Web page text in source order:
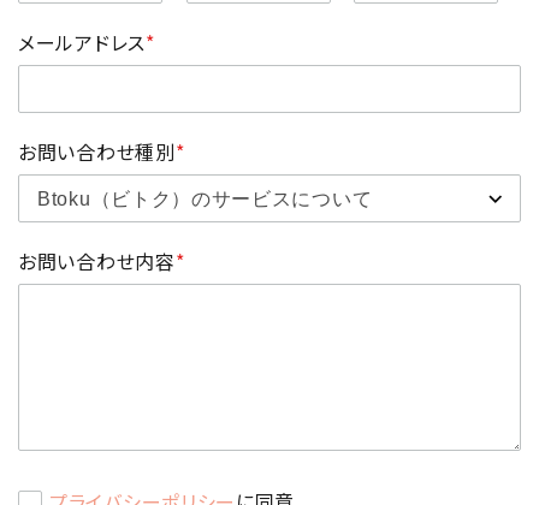
メールアドレス*
お問い合わせ種別*
お問い合わせ内容*